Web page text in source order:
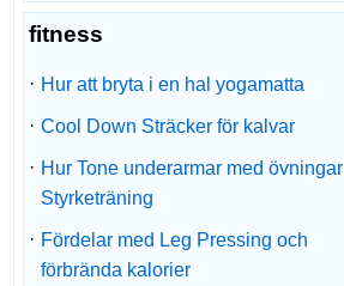
fitness
· Hur att bryta i en hal yogamatta
· Cool Down Sträcker för kalvar
· Hur Tone underarmar med övningar
Styrketräning
· Fördelar med Leg Pressing och
förbrända kalorier